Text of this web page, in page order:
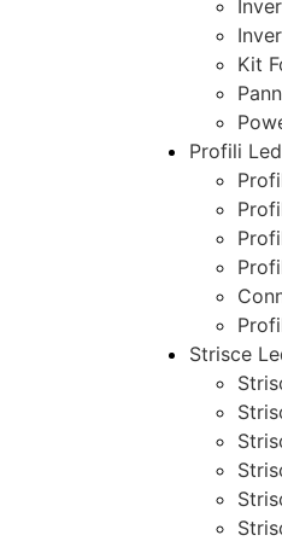
Kit
Profili Led
Strisce